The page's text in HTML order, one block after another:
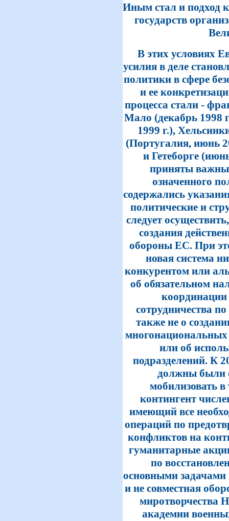
Иным стал и подход
государств
В этих условиях
усилия в деле
политики в сфере
и ее
процесса стали -
Мало (декабрь 1998
1999 г.),
(Португалия, июнь
и Гетеборге
приняты
означенного
содержались
политические и
следует
создания
обороны ЕС. При
новая система
конкурентом или
об обязательном
координации
сотрудничества
также не о
многонациональных
или об
подразделений. К
должны были
мобилизовать в
контингент
имеющий все
операций по
конфликтов на
гуманитарные
по
основными
и не совместная
академии